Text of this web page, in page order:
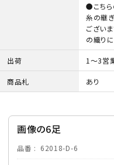
●こちら
糸の継
ござい
の織り
出荷 1～3営
商品札 あり
画像の6足
品番 62018-D-6